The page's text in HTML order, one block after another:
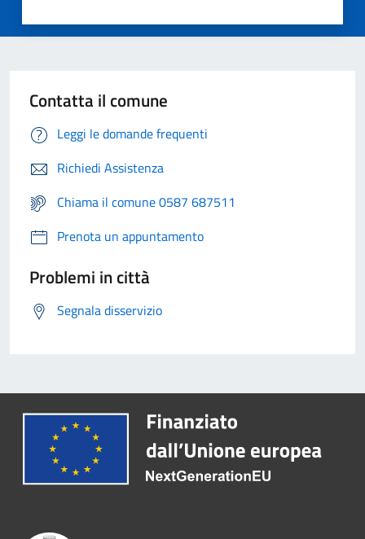
Contatta il comune
Leggi le domande frequenti
Richiedi Assistenza
Chiama il comune 0587 687511
Prenota un appuntamento
Problemi in città
Segnala disservizio